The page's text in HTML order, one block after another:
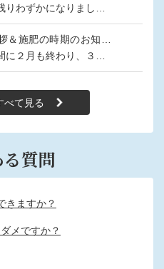
りわずかになりまし…
＆施肥の時期のお知ら
に２月も終わり、３…
べて見る
質問
きますか？
メですか？